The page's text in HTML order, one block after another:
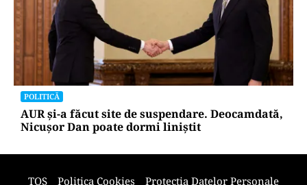
POLITICĂ
Cum a ajuns Guvernul Bolojan să piardă 11
hotărâri în instanță